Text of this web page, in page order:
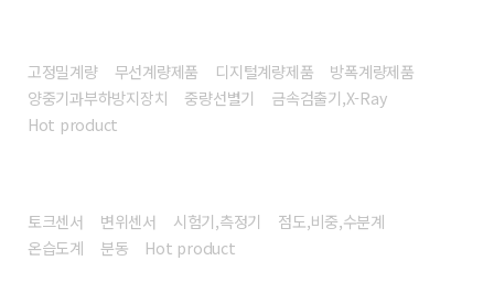
고정밀계량 무선계량제품 디지털계량제품
방폭계량제품
양중기과부하방지장치
중량선별기
금속검출기,X-Ray
Hot product
토크센서 변위센서 시험기,측정기
점도,비중,수분계
온습도계
분동 Hot product